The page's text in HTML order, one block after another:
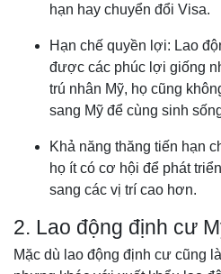
hạn hay chuyển đổi Visa.
Hạn chế quyền lợi: Lao
được các phúc lợi giống
trú nhân Mỹ, họ cũng
sang Mỹ để cùng sinh
Khả năng thăng tiến hạn
họ ít có cơ hội để phát
sang các vị trí cao hơn.
2. Lao động định cư
Mặc dù lao động định cư cũng